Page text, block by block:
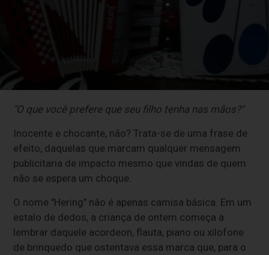
"O que você prefere que seu filho tenha nas mãos?"
Inocente e chocante, não? Trata-se de uma frase de
efeito, daquelas que marcam qualquer mensagem
publicitaria de impacto mesmo que vindas de quem
não se espera um choque.
O nome "Hering" não é apenas camisa básica. Em um
estalo de dedos, a criança de ontem começa a
lembrar daquele acordeon, flauta, piano ou xilofone
de brinquedo que ostentava essa marca que, para o